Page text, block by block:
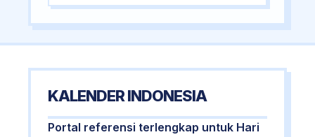
KALENDER INDONESIA
Portal referensi terlengkap untuk Hari